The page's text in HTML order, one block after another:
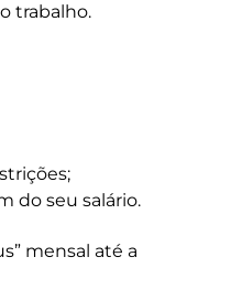
trabalho.
do seu salário.
mensal até a